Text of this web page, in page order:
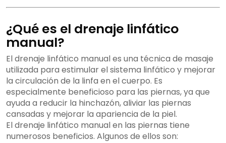
¿Qué es el drenaje linfático
manual?
El drenaje linfático manual es una técnica de masaje
utilizada para estimular el sistema linfático y mejorar
la circulación de la linfa en el cuerpo. Es
especialmente beneficioso para las piernas, ya que
ayuda a reducir la hinchazón, aliviar las piernas
cansadas y mejorar la apariencia de la piel.
El drenaje linfático manual en las piernas tiene
numerosos beneficios. Algunos de ellos son: